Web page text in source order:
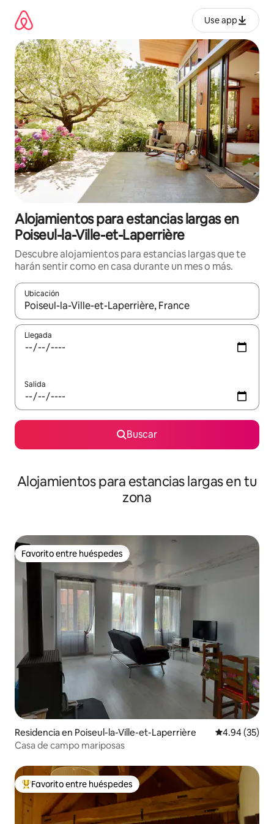
contenido
Use app
Alojamientos para estancias largas en
Poiseul-la-Ville-et-Laperrière
Descubre alojamientos para estancias largas que te
harán sentir como en casa durante un mes o más.
Ubicación
Cuando los resultados estén disponibles, podrás navegar
Llegada
Salida
Buscar
Alojamientos para estancias largas en tu
zona
Favorito entre huéspedes
Favorito entre huéspedes
Residencia en Poiseul-la-Ville-et-Laperrière Calificación
4.94 (35)
Casa de campo mariposas
De los mejores en Favorito entre huéspedes
Favorito entre huéspedes